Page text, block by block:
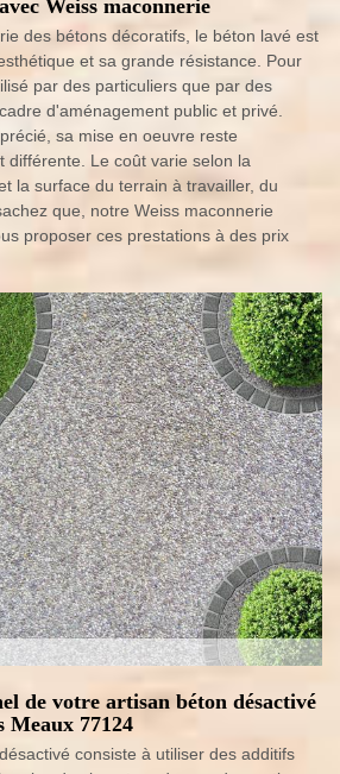
Weiss maconnerie
des bétons décoratifs, le béton lavé est
et sa grande résistance. Pour
par des particuliers que par des
d'aménagement public et privé.
sa mise en oeuvre reste
différente. Le coût varie selon la
la surface du terrain à travailler, du
que, notre Weiss maconnerie
proposer ces prestations à des prix
de votre artisan béton désactivé
Meaux 77124
consiste à utiliser des additifs